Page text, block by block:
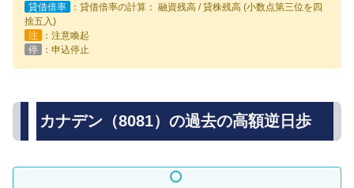
貸借倍率
：貸借倍率の計算： 融資残高 / 貸株残高 (小数点第三位を四
捨五入)
注
：注意喚起
停
：申込停止
カナデン（8081）の過去の高額逆日歩